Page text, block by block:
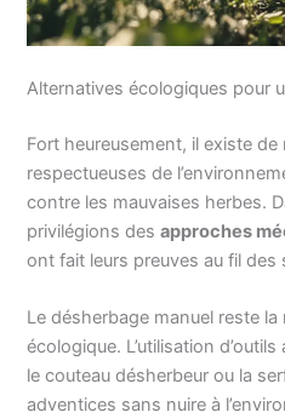
Alternatives écologiques pour
Fort heureusement, il existe
respectueuses de
contre les mauvaises herbes.
privilégions desapproches
ont fait leurs preuves au fil des
Le désherbage manuel reste
écologique. L’utilisation
le couteau désherbeur ou la
adventices sans nuire à